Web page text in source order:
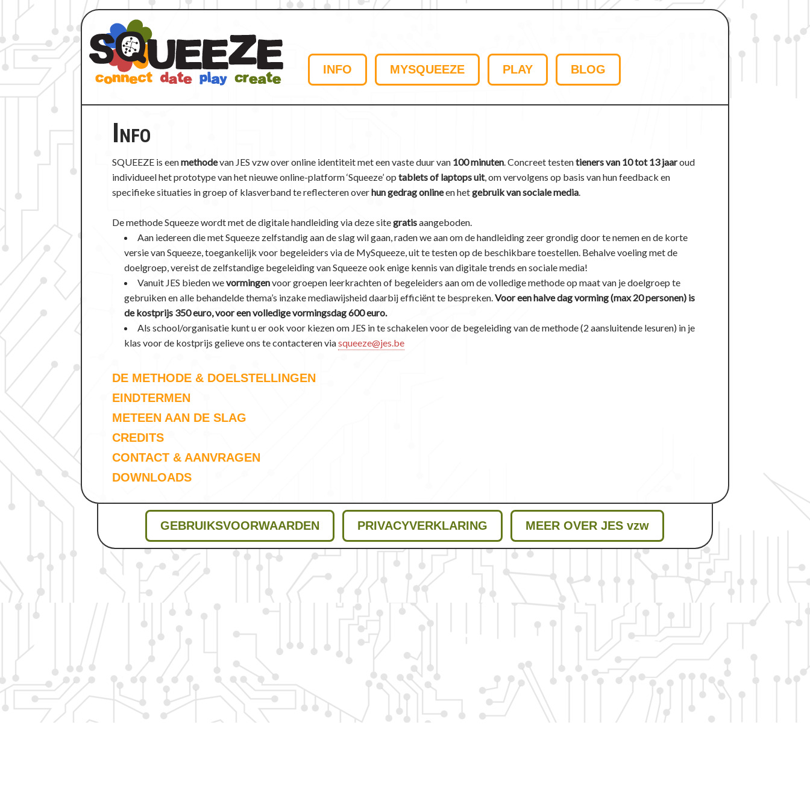
INFO MYSQUEEZE PLAY BLOG
Info
SQUEEZE is eenmethodevan JES vzw over online identiteit met een vaste duur van 100 minuten. Concreet testentieners van 10 tot 13 jaaroud
individueel het prototype van het nieuwe online-platform ‘Squeeze’ optablets of laptops uit, om vervolgens op basis van hun feedback en
specifieke situaties in groep of klasverband te reflecteren overhun gedrag onlineen hetgebruik van sociale media.
De methode Squeeze wordt met de digitale handleiding via deze sitegratisaangeboden.
Aan iedereen die met Squeeze zelfstandig aan de slag wil gaan, raden we aan om de handleiding zeer grondig door te nemen en de korte
versie van Squeeze, toegankelijk voor begeleiders via de MySqueeze, uit te testen op de beschikbare toestellen. Behalve voeling met de
doelgroep, vereist de zelfstandige begeleiding van Squeeze ook enige kennis van digitale trends en sociale media!
Vanuit JES bieden wevormingenvoor groepen leerkrachten of begeleiders aan om de volledige methode op maat van je doelgroep te
gebruiken en alle behandelde thema’s inzake mediawijsheid daarbij efficiënt te bespreken.Voor een halve dag vorming (max 20 personen) is
de kostprijs 350 euro, voor een volledige vormingsdag 600 euro.
Als school/organisatie kunt u er ook voor kiezen om JES in te schakelen voor de begeleiding van de methode (2 aansluitende lesuren) in je
klas voor de kostprijs gelieve ons te contacteren viasqueeze@jes.be
DE METHODE & DOELSTELLINGEN
EINDTERMEN
METEEN AAN DE SLAG
CREDITS
CONTACT & AANVRAGEN
DOWNLOADS
GEBRUIKSVOORWAARDEN PRIVACYVERKLARING MEER OVER JES vzw